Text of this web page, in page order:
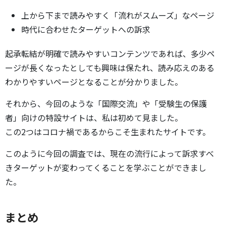
上から下まで読みやすく「流れがスムーズ」なページ
時代に合わせたターゲットへの訴求
起承転結が明確で読みやすいコンテンツであれば、多少ペ
ージが長くなったとしても興味は保たれ、読み応えのある
わかりやすいページとなることが分かりました。
それから、今回のような「国際交流」や「受験生の保護
者」向けの特設サイトは、私は初めて見ました。
この2つはコロナ禍であるからこそ生まれたサイトです。
このように今回の調査では、現在の流行によって訴求すべ
きターゲットが変わってくることを学ぶことができまし
た。
まとめ